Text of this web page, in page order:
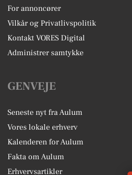
For annoncører
Vilkår og Privatlivspolitik
Kontakt VORES Digital
Administrer samtykke
GENVEJE
Seneste nyt fra Aulum
Vores lokale erhverv
Kalenderen for Aulum
Fakta om Aulum
Erhvervsartikler